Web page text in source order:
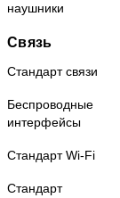
наушники
Связь
Стандарт связи
Беспроводные
интерфейсы
Стандарт Wi-Fi
Стандарт